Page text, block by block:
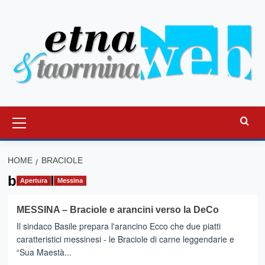
principale
HOME BRACIOLE
braciole
Apertura Messina
MESSINA – Braciole e arancini verso la DeCo
Il sindaco Basile prepara l'arancino Ecco che due piatti
caratteristici messinesi - le Braciole di carne leggendarie e
“Sua Maestà...